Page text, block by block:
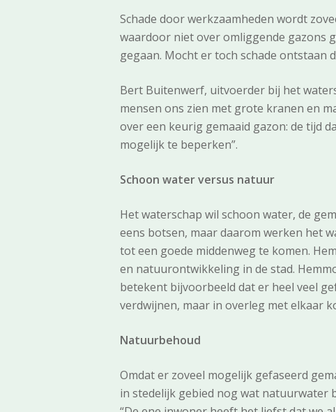
Schade door werkzaamheden wordt
waardoor niet over omliggende gazons
gegaan. Mocht er toch schade ontstaan
Bert Buitenwerf, uitvoerder bij het
mensen ons zien met grote kranen en
over een keurig gemaaid gazon: de tijd
mogelijk te beperken”.
Schoon water versus natuur
Het waterschap wil schoon water, de
eens botsen, maar daarom werken het
tot een goede middenweg te komen.
en natuurontwikkeling in de stad.
betekent bijvoorbeeld dat er heel veel
verdwijnen, maar in overleg met elkaar
Natuurbehoud
Omdat er zoveel mogelijk gefaseerd
in stedelijk gebied nog wat natuurwater